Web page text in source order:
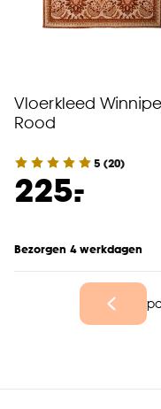
Vloerkleed
Rood
5 (20)
225.
-
Bezorgen 4 werkdagen